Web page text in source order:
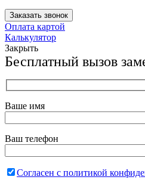
Заказать звонок
Оплата картой
Калькулятор
Закрыть
Бесплатный вызов
Ваше имя
Ваш телефон
Согласен с политикой